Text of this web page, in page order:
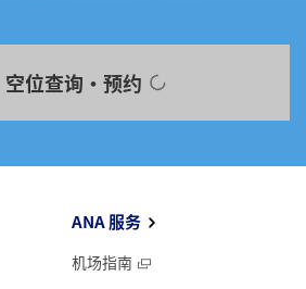
空位查询・预约
ANA 服务
机场指南